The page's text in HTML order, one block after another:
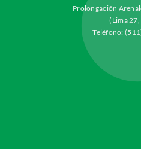
Prolongación
(Lima 27,
Teléfono: